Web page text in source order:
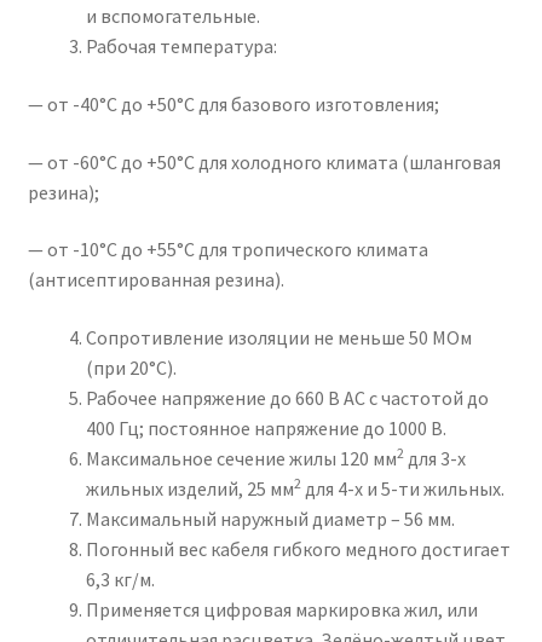
и вспомогательные.
Рабочая температура:
— от -40°С до +50°С для базового изготовления;
— от -60°С до +50°С для холодного климата (шланговая
резина);
— от -10°С до +55°С для тропического климата
(антисептированная резина).
Сопротивление изоляции не меньше 50 МОм
(при 20°С).
Рабочее напряжение до 660 В АС с частотой до
400 Гц; постоянное напряжение до 1000 В.
Максимальное сечение жилы 120 мм2для 3-х
жильных изделий, 25 мм2для 4-х и 5-ти жильных.
Максимальный наружный диаметр – 56 мм.
Погонный вес кабеля гибкого медного достигает
6,3 кг/м.
Применяется цифровая маркировка жил, или